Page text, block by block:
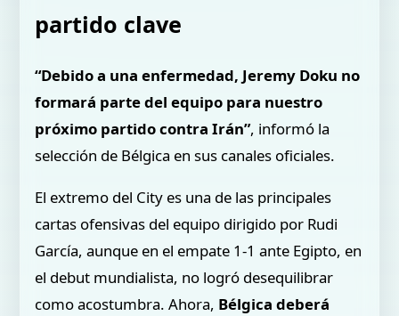
partido clave
“Debido a una enfermedad, Jeremy Doku no
formará parte del equipo para nuestro
próximo partido contra Irán”, informó la
selección de Bélgica en sus canales oficiales.
El extremo del City es una de las principales
cartas ofensivas del equipo dirigido por Rudi
García, aunque en el empate 1-1 ante Egipto, en
el debut mundialista, no logró desequilibrar
como acostumbra. Ahora, Bélgica deberá